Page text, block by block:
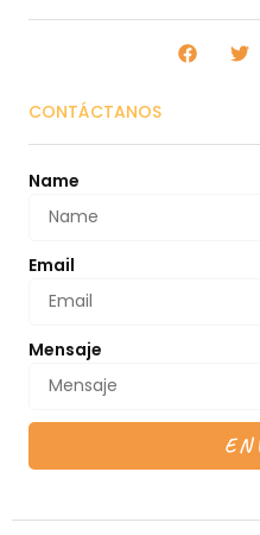
CONTÁCTANOS
Name
Email
Mensaje